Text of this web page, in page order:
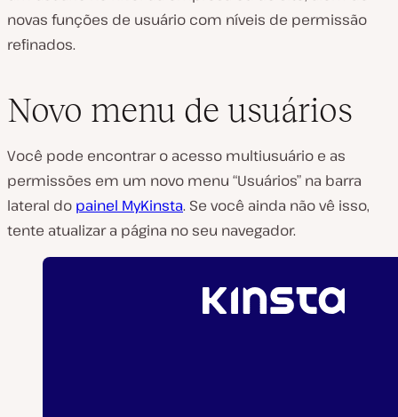
novas funções de usuário com níveis de permissão
refinados.
Novo menu de usuários
Você pode encontrar o acesso multiusuário e as
permissões em um novo menu “Usuários” na barra
lateral do painel MyKinsta. Se você ainda não vê isso,
tente atualizar a página no seu navegador.